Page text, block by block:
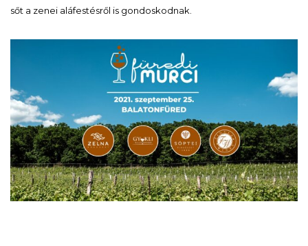
sőt a zenei aláfestésről is gondoskodnak.